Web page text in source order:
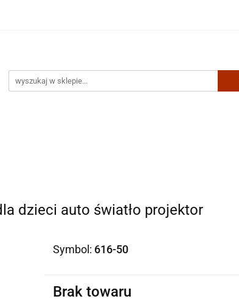
dzieci auto światło projektor
Symbol: 616-50
Brak towaru